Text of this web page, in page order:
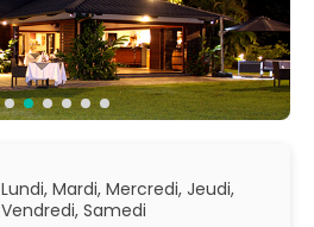
Lundi, Mardi, Mercredi, Jeudi,
Vendredi, Samedi